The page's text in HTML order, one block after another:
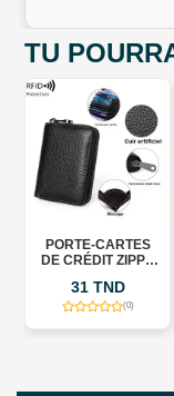
TU
PORTE-CARTES
DE CRÉDIT ZIPPÉ
PROTECTION RFID
- 9
31 TND
(0)